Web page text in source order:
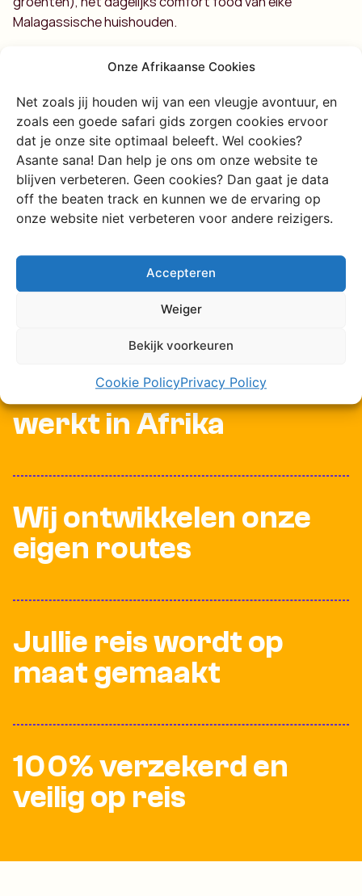
Onze Afrikaanse Cookies
Net zoals jij houden wij van een vleugje avontuur, en
zoals een goede safari gids zorgen cookies ervoor
dat je onze site optimaal beleeft. Wel cookies?
Asante sana! Dan help je ons om onze website te
blijven verbeteren. Geen cookies? Dan gaat je data
off the beaten track en kunnen we de ervaring op
onze website niet verbeteren voor andere reizigers.
Accepteren
Weiger
Bekijk voorkeuren
Cookie PolicyPrivacy Policy
Malagassische huishouden.
eenvoudige lokale restaurants waar een volledige
maaltijd met drankje minder dan 2.000 ariary kost, amper
50 eurocent. De avondmarkt bij de Stade Municipal is
ook een aanrader voor gegrild vlees en friet onder de
open hemel.
Charlie's way of
travelling
Ons team woont en
werkt in Afrika
Wij ontwikkelen onze
eigen routes
Jullie reis wordt op
maat gemaakt
100% verzekerd en
veilig op reis